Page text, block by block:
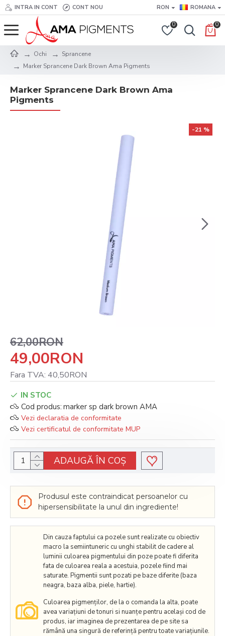
INTRA IN CONT CONT NOU RON ROMANA
0 0
Ochi
Sprancene
Marker Sprancene Dark Brown Ama Pigments
Marker Sprancene Dark Brown Ama
Pigments
-21 %
49,00RON
62,00RON
Fara TVA: 40,50RON
IN STOC
Cod produs: marker sp dark brown AMA
Vezi declaratia de conformitate
Vezi certificatul de conformitate MUP
ADAUGĂ ÎN COŞ
Din cauza faptului ca pozele sunt realizate cu obiectiv
macro la semiintuneric cu unghi stabilit de cadere al
luminii culoarea pigmentului din poze poate fi diferita
fata de culoarea reala a acestuia, pozele fiind mai
saturate. Pigmentii sunt pozati pe baze diferite (baza
neagra, baza alba, piele, hartie).
Culoarea pigmenților, de la o comanda la alta, poate
avea variațiuni de tonuri si nuanțe pentru același cod de
produs, iar imaginea de prezentarea de pe site sa
rămână una singură de referință pentru toate variațiunile.
Produsul este contraindicat persoanelor cu
hipersensibilitate la unul din ingrediente!